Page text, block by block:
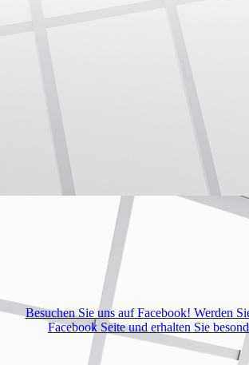
Besuchen Sie uns auf Facebook! Werden
Facebook Seite und erhalten Sie